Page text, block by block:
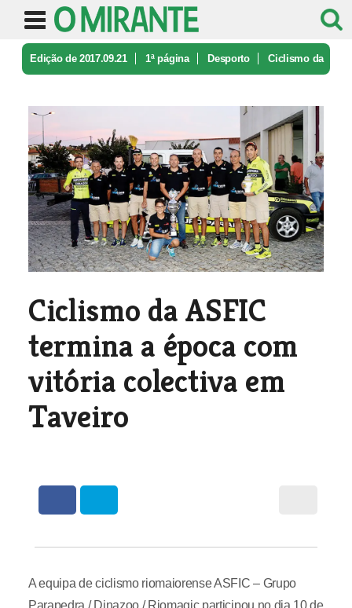
Edição de 2017.09.21 1ª página Desporto Ciclismo da
Ciclismo da ASFIC
termina a época com
vitória colectiva em
Taveiro
A equipa de ciclismo riomaiorense ASFIC – Grupo